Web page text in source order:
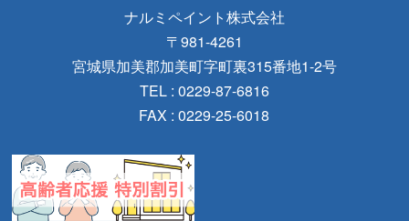
ナルミペイント株式会社
〒981-4261
宮城県加美郡加美町字町裏315番地1-2号
TEL : 0229-87-6816
FAX : 0229-25-6018